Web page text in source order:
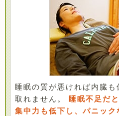
睡眠の質が悪ければ内臓も
取れません。
睡眠不足だ
集中力も低下し、パニック